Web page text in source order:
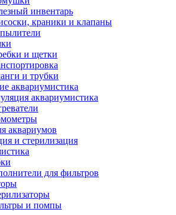
инвентарь
краники и клапаны
и щетки
и трубки
аквариумистика
аквариумистика
аквариумов
и стерилизация
для фильтров
и помпы